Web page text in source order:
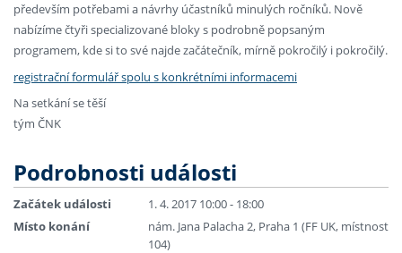
především potřebami a návrhy účastníků minulých ročníků. Nově
nabízíme čtyři specializované bloky s podrobně popsaným
programem, kde si to své najde začátečník, mírně pokročilý i pokročilý.
registrační formulář spolu s konkrétními informacemi
Na setkání se těší
tým ČNK
Podrobnosti události
Začátek události
1. 4. 2017 10:00 - 18:00
Místo konání
nám. Jana Palacha 2, Praha 1 (FF UK, místnost
104)